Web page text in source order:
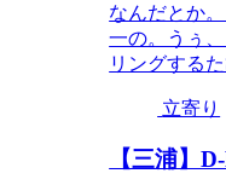
なんだとか
一の。うぅ
リングする
立寄り
【三浦】